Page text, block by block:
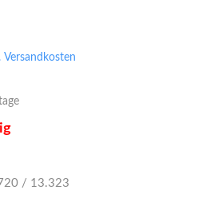
Versandkosten
/ 13.323